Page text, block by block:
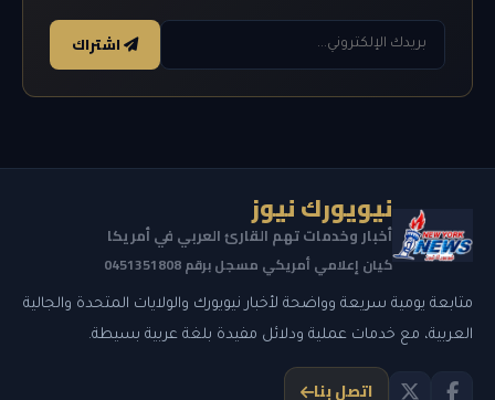
اشتراك
نيويورك نيوز
أخبار وخدمات تهم القارئ العربي في أمريكا
كيان إعلامي أمريكي مسجل برقم 0451351808
متابعة يومية سريعة وواضحة لأخبار نيويورك والولايات المتحدة والجالية
العربية، مع خدمات عملية ودلائل مفيدة بلغة عربية بسيطة.
اتصل بنا